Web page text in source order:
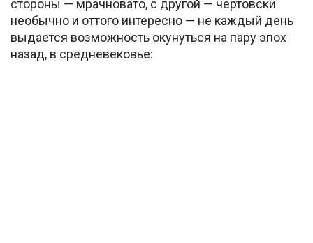
стороны — мрачновато, с другой — чертовски
необычно и оттого интересно — не каждый день
выдается возможность окунуться на пару эпох
назад, в средневековье: